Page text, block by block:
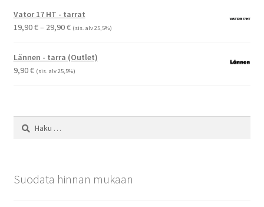
Vator 17 HT - tarrat
19,90€– 29,90€Hintaluokka:
-
(sis. alv 25,5%)
Lännen - tarra (Outlet)
9,90€ (sis. alv 25,5%)
Haku:
Suodata hinnan mukaan